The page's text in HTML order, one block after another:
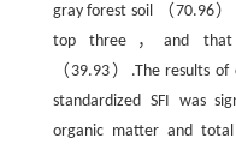
gray forest soil （70.96
top three，and that
（39.93）.The results
standardized SFI was
organic matter and